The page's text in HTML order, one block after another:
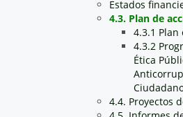
Estados
4.3. Plan de
4.3.1
4.3.2
Ética
4.4. Proyectos